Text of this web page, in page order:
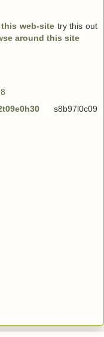
this web-site try this out
around this site
s8b97l0c09